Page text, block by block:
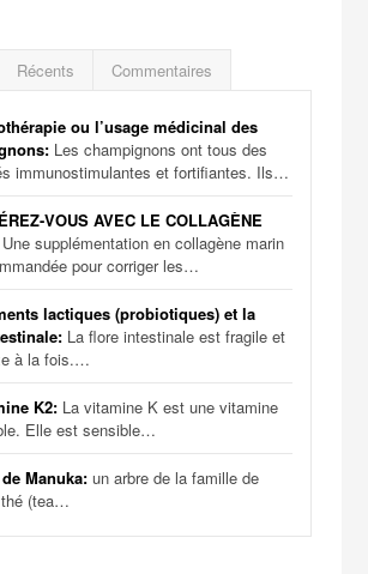
Récents Commentaires
ou l’usage médicinal des
Les champignons ont tous des
immunostimulantes et fortifiantes. Ils…
VOUS AVEC LE COLLAGÈNE
Une supplémentation en collagène marin
pour corriger les…
lactiques (probiotiques) et la
La flore intestinale est fragile et
à la fois.…
K2: La vitamine K est une vitamine
Elle est sensible…
Manuka: un arbre de la famille de
thé (tea…